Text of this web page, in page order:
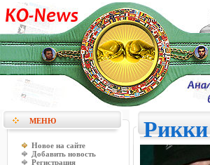
МЕНЮ
Новое на сайте
Добавить новость
Регистрация
Рикки